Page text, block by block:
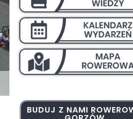
BUDUJ Z NAMI